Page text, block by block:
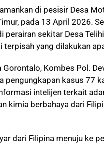
di pesisir Desa
pada 13 April 2026.
perairan sekitar Desa
terpisah yang dilakukan
Kombes Pol.
pengungkapan kasus 77
intelijen terkait
kimia berbahaya dari
dari Filipina menuju ke